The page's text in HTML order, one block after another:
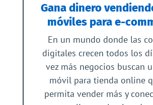
Gana dinero
móviles para e-
En un mundo donde las
digitales crecen todos los
vez más negocios buscan
móvil para tienda online
permita vender más y